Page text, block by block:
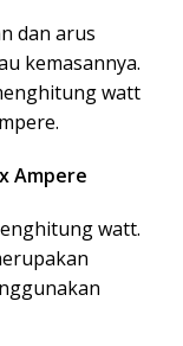
dan arus
kemasannya.
watt
Ampere
watt.